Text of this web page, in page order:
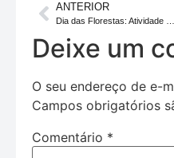
ANTERIOR
Deixe um
O seu endereço de e-
Campos obrigatórios
Comentário *